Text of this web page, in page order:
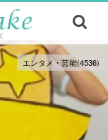
エンタメ・芸能(4536)